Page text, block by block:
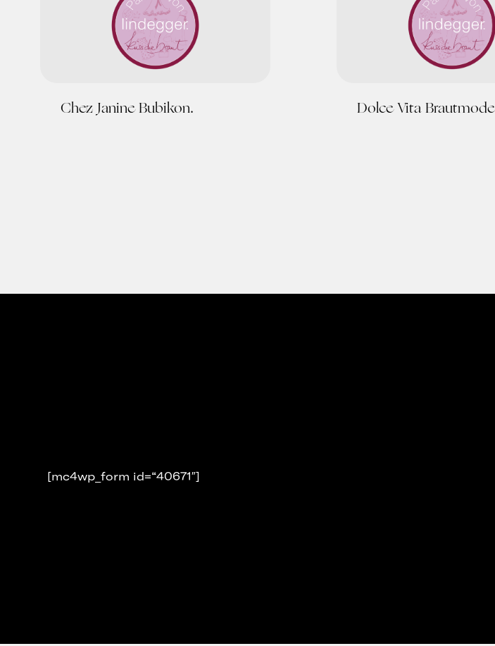
Chez Janine Bubikon Dolce Vita Brautmode
[mc4wp_form id=“40671″]